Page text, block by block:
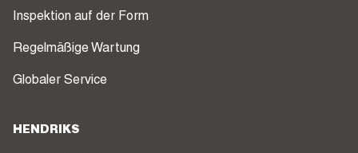
Inspektion auf der Form
Regelmäßige Wartung
Globaler Service
HENDRIKS